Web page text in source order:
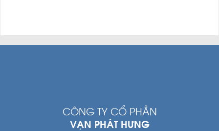
CÔNG TY CỔ PHẦN
VẠN PHÁT HƯNG